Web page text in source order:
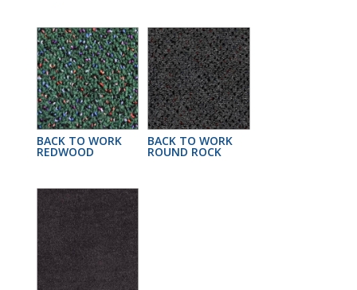
BACK TO WORK
REDWOOD
BACK TO WORK
ROUND ROCK